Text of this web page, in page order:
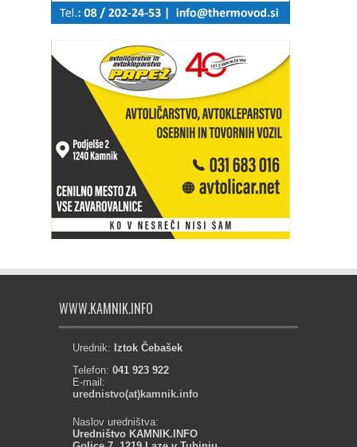
WWW.KAMNIK.INFO
Urednik: Iztok Čebašek
Telefon: 041 923 922
E-mail:
urednistvo(at)kamnik.info
Naslov uredništva:
Uredništvo KAMNIK.INFO